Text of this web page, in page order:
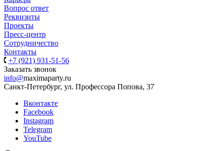
Вопрос ответ
Реквизиты
Проекты
Пресс-центр
Сотрудничество
Контакты
+7 (921) 931-51-56
Заказать звонок
info@maximaparty.ru
Санкт-Петербург, ул. Профессора Попова, 37
Вконтакте
Facebook
Instagram
Telegram
YouTube